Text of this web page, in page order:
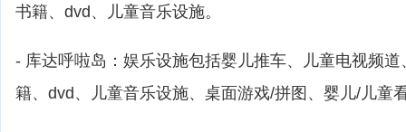
书籍、dvd、儿童音乐设施。
- 库达呼啦岛：娱乐设施包括婴儿推车、儿童电视频
籍、dvd、儿童音乐设施、桌面游戏/拼图、婴儿/儿童